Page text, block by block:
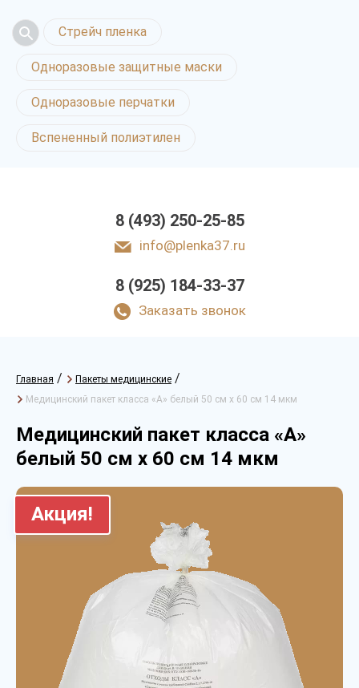
Стрейч пленка
Одноразовые защитные маски
Одноразовые перчатки
Вспененный полиэтилен
8 (493) 250-25-85
info@plenka37.ru
8 (925) 184-33-37
Заказать звонок
Главная / Пакеты медицинские /
Медицинский пакет класса «А» белый 50 см х 60 см 14 мкм
Медицинский пакет класса «А»
белый 50 см х 60 см 14 мкм
Акция!